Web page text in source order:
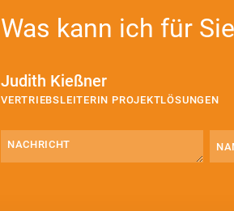
Was kann ich für
Judith Kießner
VERTRIEBSLEITERIN PROJEKTLÖSUNGEN
(erforderlich)